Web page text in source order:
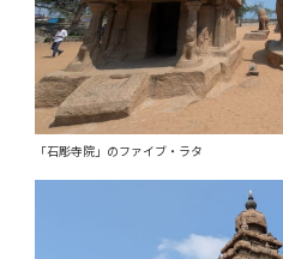
「石彫寺院」のファイブ・ラタ